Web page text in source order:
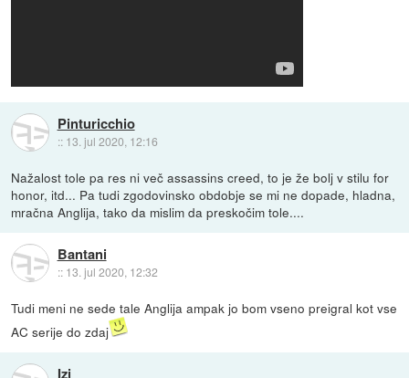
Pinturicchio
:: 13. jul 2020, 12:16
Nažalost tole pa res ni več assassins creed, to je že bolj v stilu for
honor, itd... Pa tudi zgodovinsko obdobje se mi ne dopade, hladna,
mračna Anglija, tako da mislim da preskočim tole....
Bantani
:: 13. jul 2020, 12:32
Tudi meni ne sede tale Anglija ampak jo bom vseno preigral kot vse
AC serije do zdaj
Izi